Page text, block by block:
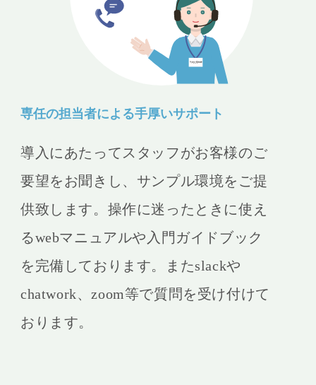
専任の担当者による手厚いサポート
導入にあたってスタッフがお客様のご
要望をお聞きし、サンプル環境をご提
供致します。操作に迷ったときに使え
るwebマニュアルや入門ガイドブック
を完備しております。またslackや
chatwork、zoom等で質問を受け付けて
おります。